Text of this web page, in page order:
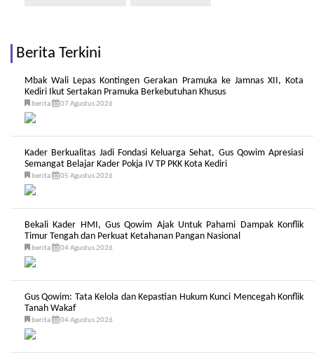
Berita Terkini
Mbak Wali Lepas Kontingen Gerakan Pramuka ke Jamnas XII, Kota
Kediri Ikut Sertakan Pramuka Berkebutuhan Khusus
berita 07 Agustus 2026
Kader Berkualitas Jadi Fondasi Keluarga Sehat, Gus Qowim Apresiasi
Semangat Belajar Kader Pokja IV TP PKK Kota Kediri
berita 05 Agustus 2026
Bekali Kader HMI, Gus Qowim Ajak Untuk Pahami Dampak Konflik
Timur Tengah dan Perkuat Ketahanan Pangan Nasional
berita 04 Agustus 2026
Gus Qowim: Tata Kelola dan Kepastian Hukum Kunci Mencegah Konflik
Tanah Wakaf
berita 04 Agustus 2026